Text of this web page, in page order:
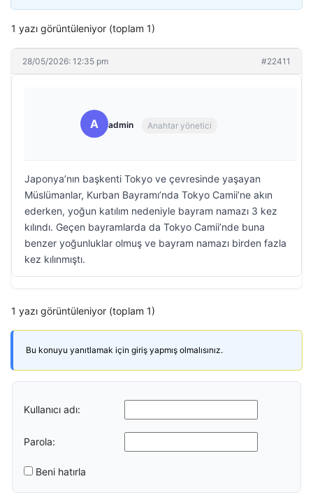
1 yazı görüntüleniyor (toplam 1)
28/05/2026: 12:35 pm #22411
A admin Anahtar yönetici
Japonya’nın başkenti Tokyo ve çevresinde yaşayan
Müslümanlar, Kurban Bayramı’nda Tokyo Camii’ne akın
ederken, yoğun katılım nedeniyle bayram namazı 3 kez
kılındı. Geçen bayramlarda da Tokyo Camii’nde buna
benzer yoğunluklar olmuş ve bayram namazı birden fazla
kez kılınmıştı.
1 yazı görüntüleniyor (toplam 1)
Bu konuyu yanıtlamak için giriş yapmış olmalısınız.
Kullanıcı adı:
Parola:
Beni hatırla